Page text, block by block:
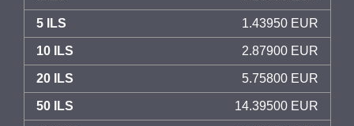
5 ILS 1.43950 EUR
10 ILS 2.87900 EUR
20 ILS 5.75800 EUR
50 ILS 14.39500 EUR